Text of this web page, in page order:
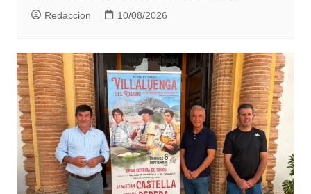
Redaccion 10/08/2026